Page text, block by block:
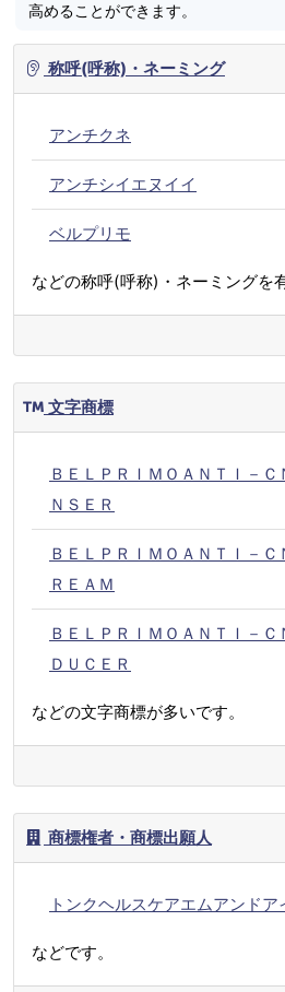
高めることができます。
称呼(呼称)・ネーミング
アンチクネ
アンチシイエヌイイ
ベルプリモ
などの称呼(呼称)・ネーミングを
文字商標
ＢＥＬＰＲＩＭＯＡＮＴＩ－Ｃ
ＮＳＥＲ
ＢＥＬＰＲＩＭＯＡＮＴＩ－Ｃ
ＲＥＡＭ
ＢＥＬＰＲＩＭＯＡＮＴＩ－Ｃ
ＤＵＣＥＲ
などの文字商標が多いです。
商標権者・商標出願人
トンクヘルスケアエムアンドア
などです。